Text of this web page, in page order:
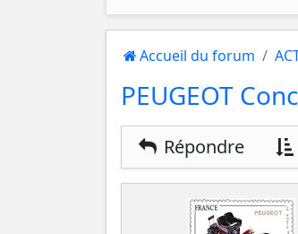
Accueil du forum
PEUGEOT
Répondre